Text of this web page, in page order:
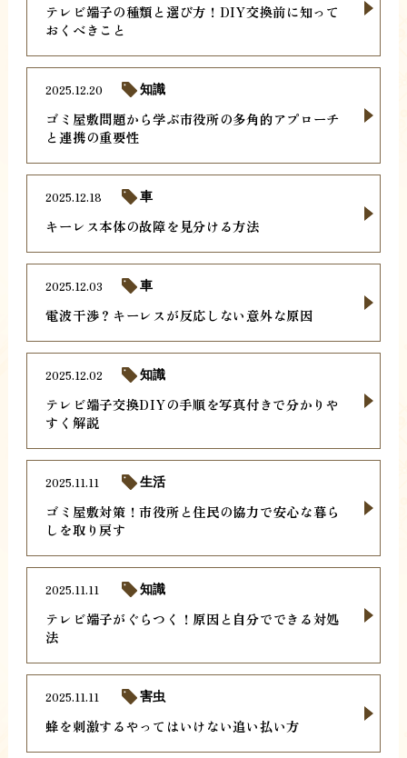
テレビ端子の種類と選び方！DIY交換前に知って
おくべきこと
ゴミ屋敷問題から学ぶ市役所の多角的アプローチ
と連携の重要性
2025.12.20 知識
キーレス本体の故障を見分ける方法
2025.12.18 車
電波干渉？キーレスが反応しない意外な原因
2025.12.03 車
テレビ端子交換DIYの手順を写真付きで分かりや
すく解説
2025.12.02 知識
ゴミ屋敷対策！市役所と住民の協力で安心な暮ら
しを取り戻す
2025.11.11 生活
テレビ端子がぐらつく！原因と自分でできる対処
法
2025.11.11 知識
蜂を刺激するやってはいけない追い払い方
2025.11.11 害虫